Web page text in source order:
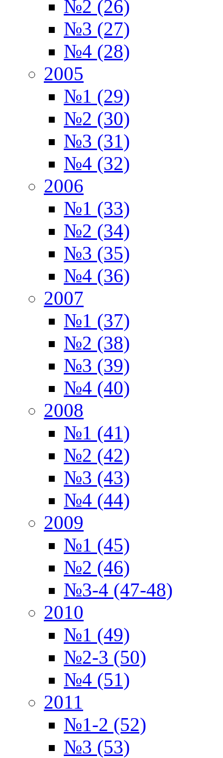
№2 (26)
№3 (27)
№4 (28)
2005
№1 (29)
№2 (30)
№3 (31)
№4 (32)
2006
№1 (33)
№2 (34)
№3 (35)
№4 (36)
2007
№1 (37)
№2 (38)
№3 (39)
№4 (40)
2008
№1 (41)
№2 (42)
№3 (43)
№4 (44)
2009
№1 (45)
№2 (46)
№3-4 (47-48)
2010
№1 (49)
№2-3 (50)
№4 (51)
2011
№1-2 (52)
№3 (53)